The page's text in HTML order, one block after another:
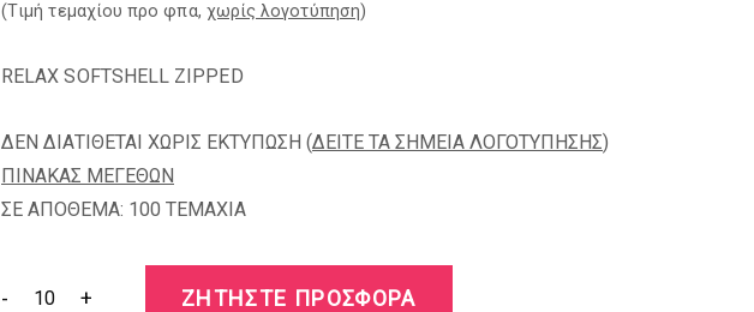
(Tιμή τεμαχίου προ φπα, χωρίς λογοτύπηση)
RELAX SOFTSHELL ZIPPED
ΔΕΝ ΔΙΑΤΙΘΕΤΑΙ ΧΩΡΙΣ ΕΚΤΥΠΩΣΗ (ΔΕΙΤΕ ΤΑ ΣΗΜΕΙΑ ΛΟΓΟΤΥΠΗΣΗΣ)
ΠΙΝΑΚΑΣ ΜΕΓΕΘΩΝ
ΣΕ ΑΠΟΘΕΜΑ: 100 TEMAXIA
- + ΖΗΤΗΣΤΕ ΠΡΟΣΦΟΡΑ